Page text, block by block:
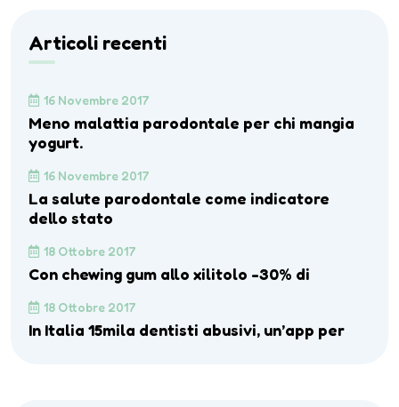
Articoli recenti
16 Novembre 2017
Meno malattia parodontale per chi mangia
yogurt.
16 Novembre 2017
La salute parodontale come indicatore
dello stato
18 Ottobre 2017
Con chewing gum allo xilitolo -30% di
18 Ottobre 2017
In Italia 15mila dentisti abusivi, un’app per